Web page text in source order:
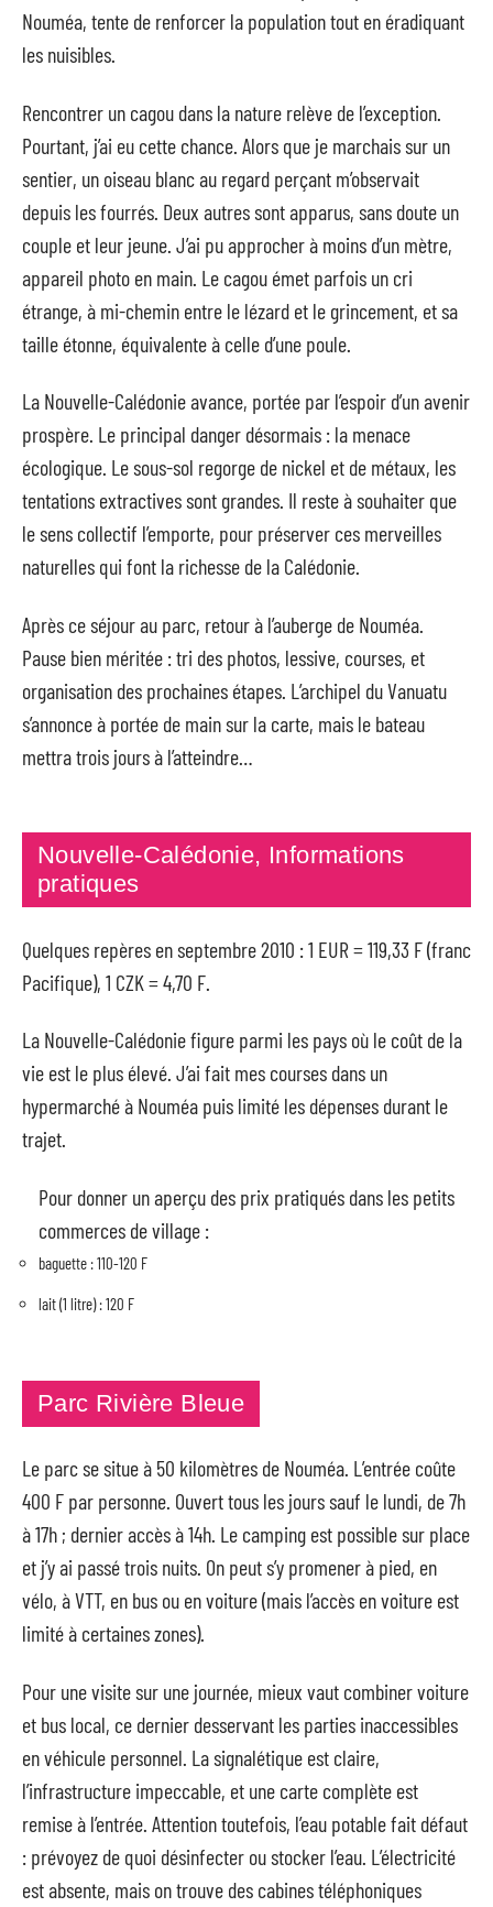
Nouméa, tente de renforcer la population tout en éradiquant
les nuisibles.
Rencontrer un cagou dans la nature relève de l’exception.
Pourtant, j’ai eu cette chance. Alors que je marchais sur un
sentier, un oiseau blanc au regard perçant m’observait
depuis les fourrés. Deux autres sont apparus, sans doute un
couple et leur jeune. J’ai pu approcher à moins d’un mètre,
appareil photo en main. Le cagou émet parfois un cri
étrange, à mi-chemin entre le lézard et le grincement, et sa
taille étonne, équivalente à celle d’une poule.
La Nouvelle-Calédonie avance, portée par l’espoir d’un avenir
prospère. Le principal danger désormais : la menace
écologique. Le sous-sol regorge de nickel et de métaux, les
tentations extractives sont grandes. Il reste à souhaiter que
le sens collectif l’emporte, pour préserver ces merveilles
naturelles qui font la richesse de la Calédonie.
Après ce séjour au parc, retour à l’auberge de Nouméa.
Pause bien méritée : tri des photos, lessive, courses, et
organisation des prochaines étapes. L’archipel du Vanuatu
s’annonce à portée de main sur la carte, mais le bateau
mettra trois jours à l’atteindre…
Nouvelle-Calédonie, Informations
pratiques
Quelques repères en septembre 2010 : 1 EUR = 119,33 F (franc
Pacifique), 1 CZK = 4,70 F.
La Nouvelle-Calédonie figure parmi les pays où le coût de la
vie est le plus élevé. J’ai fait mes courses dans un
hypermarché à Nouméa puis limité les dépenses durant le
trajet.
Pour donner un aperçu des prix pratiqués dans les petits
commerces de village :
baguette : 110-120 F
lait (1 litre) : 120 F
Parc Rivière Bleue
Le parc se situe à 50 kilomètres de Nouméa. L’entrée coûte
400 F par personne. Ouvert tous les jours sauf le lundi, de 7h
à 17h ; dernier accès à 14h. Le camping est possible sur place
et j’y ai passé trois nuits. On peut s’y promener à pied, en
vélo, à VTT, en bus ou en voiture (mais l’accès en voiture est
limité à certaines zones).
Pour une visite sur une journée, mieux vaut combiner voiture
et bus local, ce dernier desservant les parties inaccessibles
en véhicule personnel. La signalétique est claire,
l’infrastructure impeccable, et une carte complète est
remise à l’entrée. Attention toutefois, l’eau potable fait défaut
: prévoyez de quoi désinfecter ou stocker l’eau. L’électricité
est absente, mais on trouve des cabines téléphoniques